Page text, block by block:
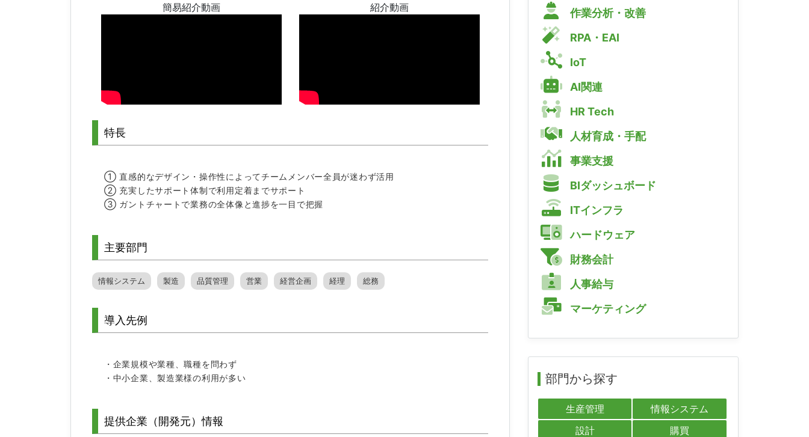
簡易紹介動画 紹介動画
特長
① 直感的なデザイン・操作性によってチームメンバー全員が迷わず活用
② 充実したサポート体制で利用定着までサポート
③ ガントチャートで業務の全体像と進捗を一目で把握
主要部門
情報システム 製造 品質管理 営業 経営企画 経理 総務
導入先例
・企業規模や業種、職種を問わず
・中小企業、製造業様の利用が多い
提供企業（開発元）情報
作業分析・改善
RPA・EAI
IoT
AI関連
HR Tech
人材育成・手配
事業支援
BIダッシュボード
ITインフラ
ハードウェア
財務会計
人事給与
マーケティング
部門から探す
生産管理
情報システム
設計
購買